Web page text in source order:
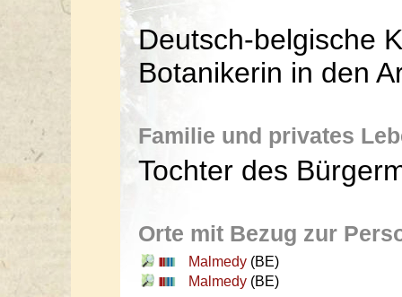
Deutsch-belgische
Botanikerin in den
Familie und privates
Tochter des
Orte mit Bezug zur
Malmedy (BE)
Malmedy (BE)